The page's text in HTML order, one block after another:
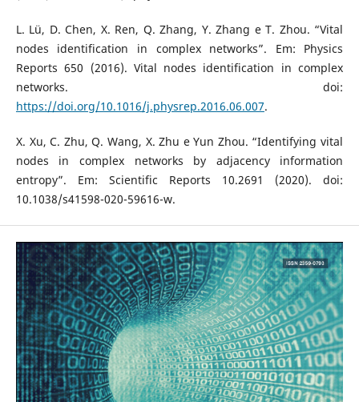
L. Lü, D. Chen, X. Ren, Q. Zhang, Y. Zhang e T. Zhou. “Vital
nodes identification in complex networks”. Em: Physics
Reports 650 (2016). Vital nodes identification in complex
networks. doi:
https://doi.org/10.1016/j.physrep.2016.06.007.
X. Xu, C. Zhu, Q. Wang, X. Zhu e Yun Zhou. “Identifying vital
nodes in complex networks by adjacency information
entropy”. Em: Scientific Reports 10.2691 (2020). doi:
10.1038/s41598-020-59616-w.